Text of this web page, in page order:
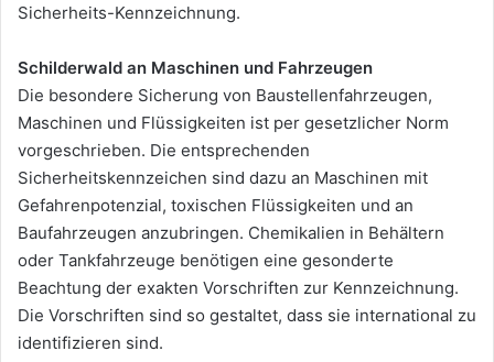
Sicherheits-Kennzeichnung.
Schilderwald an Maschinen und Fahrzeugen
Die besondere Sicherung von Baustellenfahrzeugen,
Maschinen und Flüssigkeiten ist per gesetzlicher Norm
vorgeschrieben. Die entsprechenden
Sicherheitskennzeichen sind dazu an Maschinen mit
Gefahrenpotenzial, toxischen Flüssigkeiten und an
Baufahrzeugen anzubringen. Chemikalien in Behältern
oder Tankfahrzeuge benötigen eine gesonderte
Beachtung der exakten Vorschriften zur Kennzeichnung.
Die Vorschriften sind so gestaltet, dass sie international zu
identifizieren sind.